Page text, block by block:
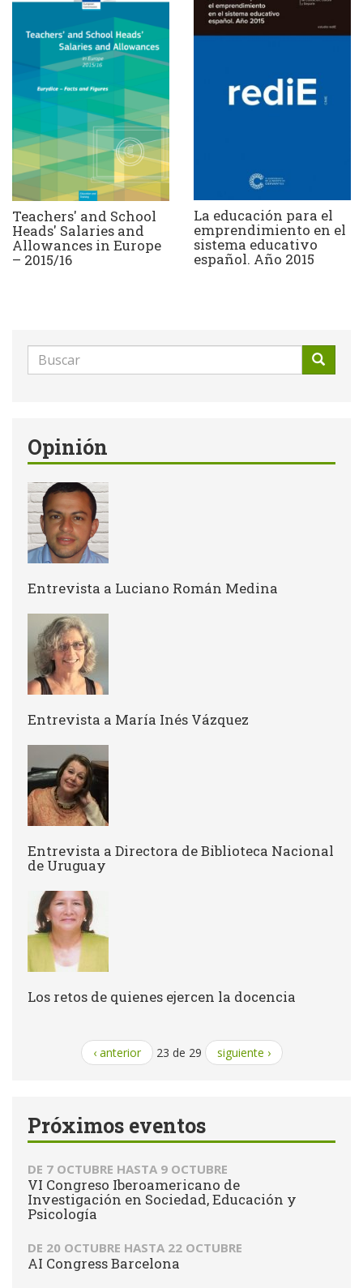
Teachers' and School
Heads' Salaries and
Allowances in Europe
– 2015/16
La educación para el
emprendimiento en el
sistema educativo
español. Año 2015
Formulario
de
Opinión
Entrevista a Luciano Román Medina
Entrevista a María Inés Vázquez
Entrevista a Directora de Biblioteca Nacional
de Uruguay
Los retos de quienes ejercen la docencia
‹ anterior 23 de 29 siguiente ›
Próximos eventos
DE 7 OCTUBRE HASTA 9 OCTUBRE
VI Congreso Iberoamericano de
Investigación en Sociedad, Educación y
Psicología
DE 20 OCTUBRE HASTA 22 OCTUBRE
AI Congress Barcelona